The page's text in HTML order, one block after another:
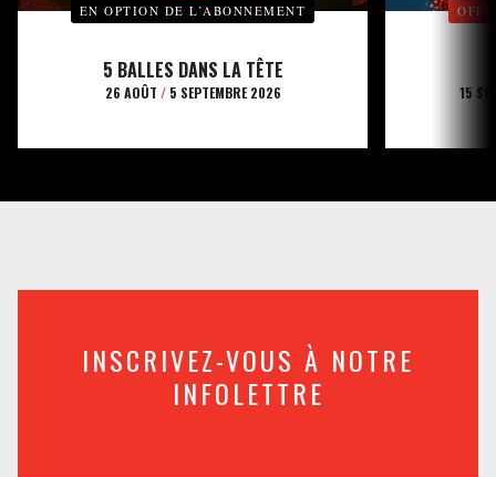
EN OPTION DE L’ABONNEMENT
5 BALLES DANS LA TÊTE
26 AOÛT /5 SEPTEMBRE 2026 15
INSCRIVEZ-VOUS À NOTRE
INFOLETTRE